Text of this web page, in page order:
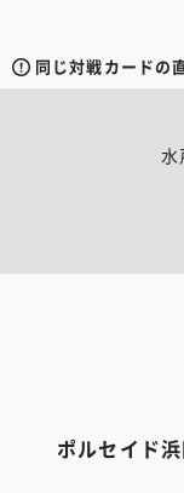
同じ対戦カードの
水
ポルセイド